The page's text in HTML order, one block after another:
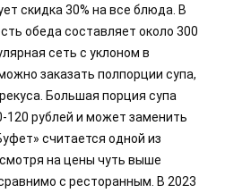
скидка 30% на все блюда. В
обеда составляет около 300
сеть с уклоном в
заказать полпорции супа,
Большая порция супа
рублей и может заменить
считается одной из
на цены чуть выше
с ресторанным. В 2023